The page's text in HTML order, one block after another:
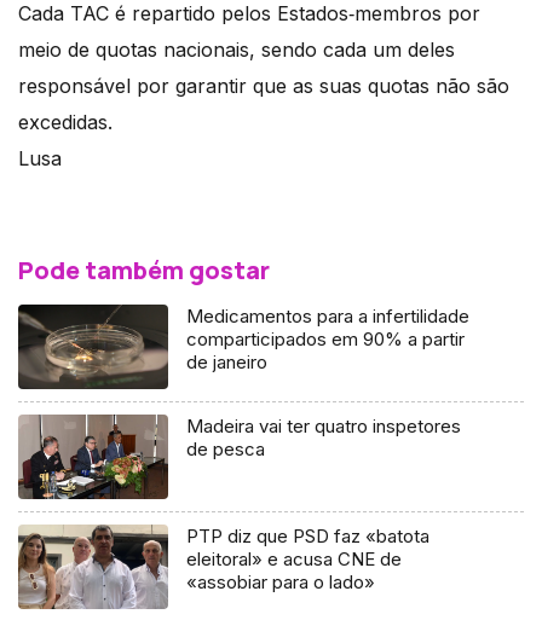
Cada TAC é repartido pelos Estados‑membros por
meio de quotas nacionais, sendo cada um deles
responsável por garantir que as suas quotas não são
excedidas.
Lusa
Pode também gostar
Medicamentos para a infertilidade
comparticipados em 90% a partir
de janeiro
Madeira vai ter quatro inspetores
de pesca
PTP diz que PSD faz «batota
eleitoral» e acusa CNE de
«assobiar para o lado»